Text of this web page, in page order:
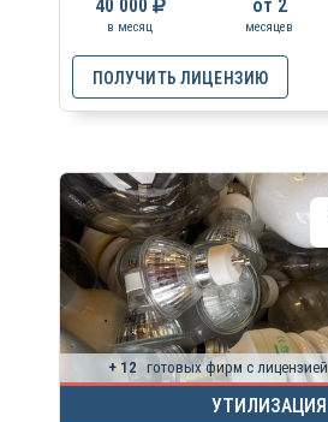
40 000
в месяц
от 2
месяцев
ПОЛУЧИТЬ ЛИЦЕНЗИЮ
УТИЛИЗАЦИЯ
+ 12 готовых фирм с лицензией